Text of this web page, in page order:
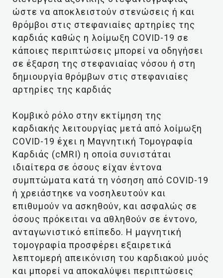
ώστε να αποκλειστούν στενώσεις ή και
θρόμβοι στις στεφανιαίες αρτηρίες της
καρδιάς καθώς η λοίμωξη COVID-19 σε
κάποιες περιπτώσεις μπορεί να οδηγήσει
σε έξαρση της στεφανιαίας νόσου ή στη
δημιουργία θρόμβων στις στεφανιαίες
αρτηρίες της καρδιάς
Κομβικό ρόλο στην εκτίμηση της
καρδιακής λειτουργίας μετά από λοίμωξη
COVID-19 έχει η Μαγνητική Τομογραφία
Καρδιάς (cMRI) η οποία συνιστάται
ιδιαίτερα σε όσους είχαν έντονα
συμπτώματα κατά τη νόσηση από COVID-19
ή χρειάστηκε να νοσηλευτούν και
επιθυμούν να ασκηθούν, και ασφαλώς σε
όσους πρόκειται να αθληθούν σε έντονο,
ανταγωνιστικό επίπεδο. Η μαγνητική
τομογραφία προσφέρει εξαιρετικά
λεπτομερή απεικόνιση του καρδιακού μυός
και μπορεί να αποκαλύψει περιπτώσεις